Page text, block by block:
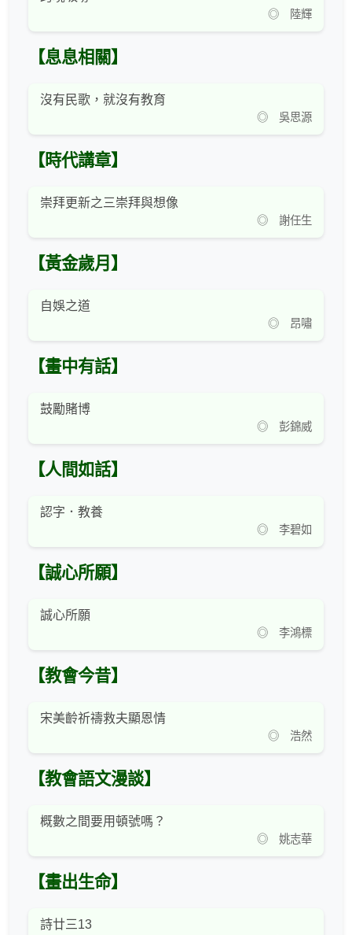
◎ 陸輝
【息息相關】
沒有民歌，就沒有教育
◎ 吳思源
【時代講章】
崇拜更新之三崇拜與想像
◎ 謝任生
【黃金歲月】
自娛之道
◎ 昂嘯
【畫中有話】
鼓勵賭博
◎ 彭錦威
【人間如話】
認字．教養
◎ 李碧如
【誠心所願】
誠心所願
◎ 李鴻標
【教會今昔】
宋美齡祈禱救夫顯恩情
◎ 浩然
【教會語文漫談】
概數之間要用頓號嗎？
◎ 姚志華
【畫出生命】
詩廿三13